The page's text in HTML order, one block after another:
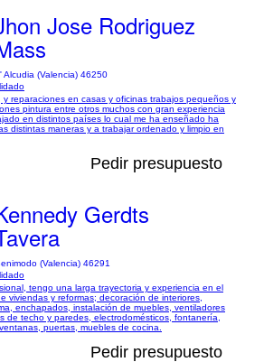
Jose Rodriguez
Alcudia (Valencia) 46250
reparaciones en casas y oficinas trabajos pequeños y
pintura entre otros muchos con gran experiencia
en distintos países lo cual me ha enseñado ha
distintas maneras y a trabajar ordenado y limpio en
Pedir presupuesto
Gerdts
(Valencia) 46291
tengo una larga trayectoria y experiencia en el
viviendas y reformas; decoración de interiores,
enchapados, instalación de muebles, ventiladores
de techo y paredes, electrodomésticos, fontanería,
puertas, muebles de cocina.
Pedir presupuesto